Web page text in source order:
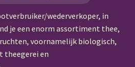
gekozen
worden
op
de
productpagina
wederverkoper, in
je een enorm assortiment thee,
voornamelijk biologisch,
theegerei en